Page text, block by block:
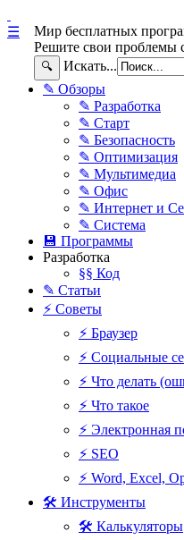
Мир бесплатных
Решите свои проблемы
🔍 Искать...
☰
✎ Обзоры
✎ Разработка
✎ Старт
✎ Безопасность
✎ Оптимизация
✎ Мультимедиа
✎ Офис
✎ Интернет и
✎ Система
💾 Программы
Разработка
§§ Код
✎ Статьи
⚡ Советы
⚡ Браузер
⚡ Социальные
⚡ Что делать
⚡ Что такое
⚡ Электронная
⚡ SEO
⚡ Word, Excel,
🛠 Инструменты
🛠 Калькуляторы